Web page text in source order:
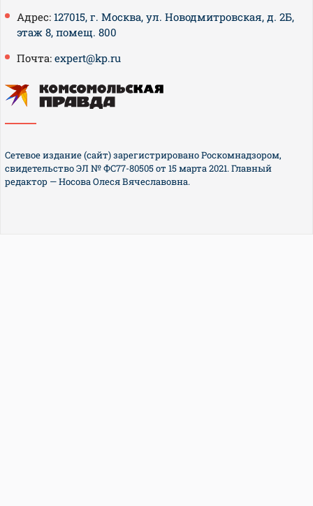
Адрес: 127015, г. Москва, ул. Новодмитровская, д. 2Б,
этаж 8, помещ. 800
Почта: expert@kp.ru
Сетевое издание (сайт) зарегистрировано Роскомнадзором,
свидетельство ЭЛ № ФС77-80505 от 15 марта 2021. Главный
редактор — Носова Олеся Вячеславовна.